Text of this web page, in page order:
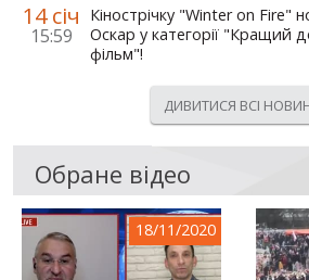
14 січ
15:59
Кінострічку "Winter on Fire"
Оскар у категорії "Кращий
фільм"!
ДИВИТИСЯ ВСІ
Обране відео
18/11/2020